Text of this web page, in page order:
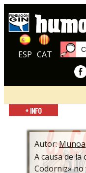
ESP CAT
+ INFO
Autor:Munoa
A causa de
Codorniz» no